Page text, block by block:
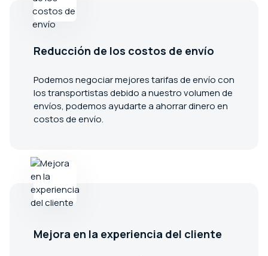
Reducción de los costos de envío
Podemos negociar mejores tarifas de envío con
los transportistas debido a nuestro volumen de
envíos, podemos ayudarte a ahorrar dinero en
costos de envío.
Mejora en la experiencia del cliente